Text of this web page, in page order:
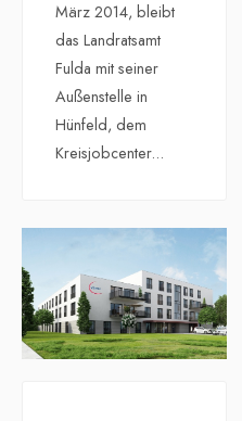
März 2014, bleibt
das Landratsamt
Fulda mit seiner
Außenstelle in
Hünfeld, dem
Kreisjobcenter...